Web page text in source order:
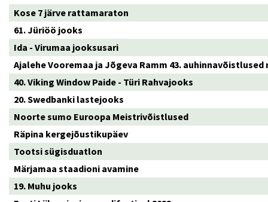
Kose 7 järve rattamaraton
61. Jüriöö jooks
Ida - Virumaa jooksusari
Ajalehe Vooremaa ja Jõgeva Ramm 43. auhinnavõistlused
40. Viking Window Paide - Türi Rahvajooks
20. Swedbanki lastejooks
Noorte sumo Euroopa Meistrivõistlused
Räpina kergejõustikupäev
Tootsi sügisduatlon
Märjamaa staadioni avamine
19. Muhu jooks